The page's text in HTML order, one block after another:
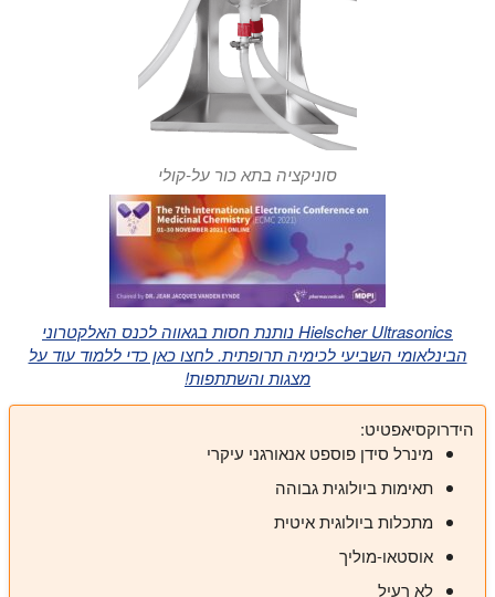
סוניקציה בתא כור על-קולי
Hielscher Ultrasonics נותנת חסות בגאווה לכנס האלקטרוני
הבינלאומי השביעי לכימיה תרופתית. לחצו כאן כדי ללמוד עוד על
מצגות והשתתפות!
הידרוקסיאפטיט:
מינרל סידן פוספט אנאורגני עיקרי
תאימות ביולוגית גבוהה
מתכלות ביולוגית איטית
אוסטאו-מוליך
לא רעיל